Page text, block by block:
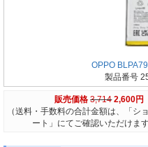
OPPO
製品番号
販売価格 3,714 2,600円
（送料・手数料の合計金額は、「シ
ート」にてご確認いただけます